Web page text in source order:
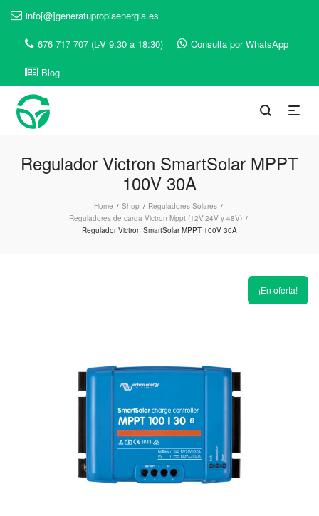
info[@]generatupropiaenergia.es
676 717 707 (L-V 9:30 a 18:30) Consulta por WhatsApp
Blog
Regulador Victron SmartSolar MPPT
100V 30A
Home / Shop / Reguladores Solares /
Reguladores de carga Victron Mppt (12V,24V y 48V) /
Regulador Victron SmartSolar MPPT 100V 30A
¡En oferta!